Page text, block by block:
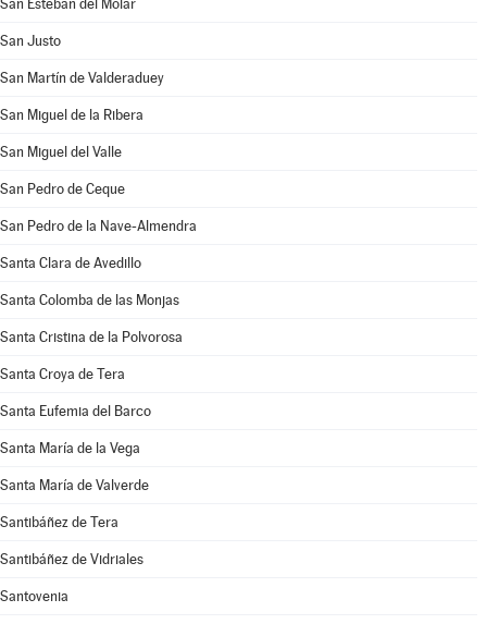
San Esteban del Molar
San Justo
San Martín de Valderaduey
San Miguel de la Ribera
San Miguel del Valle
San Pedro de Ceque
San Pedro de la Nave-Almendra
Santa Clara de Avedillo
Santa Colomba de las Monjas
Santa Cristina de la Polvorosa
Santa Croya de Tera
Santa Eufemia del Barco
Santa María de la Vega
Santa María de Valverde
Santibáñez de Tera
Santibáñez de Vidriales
Santovenia